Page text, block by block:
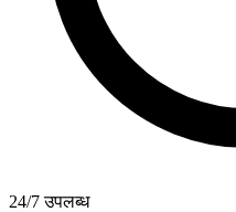
24/7 उपलब्ध